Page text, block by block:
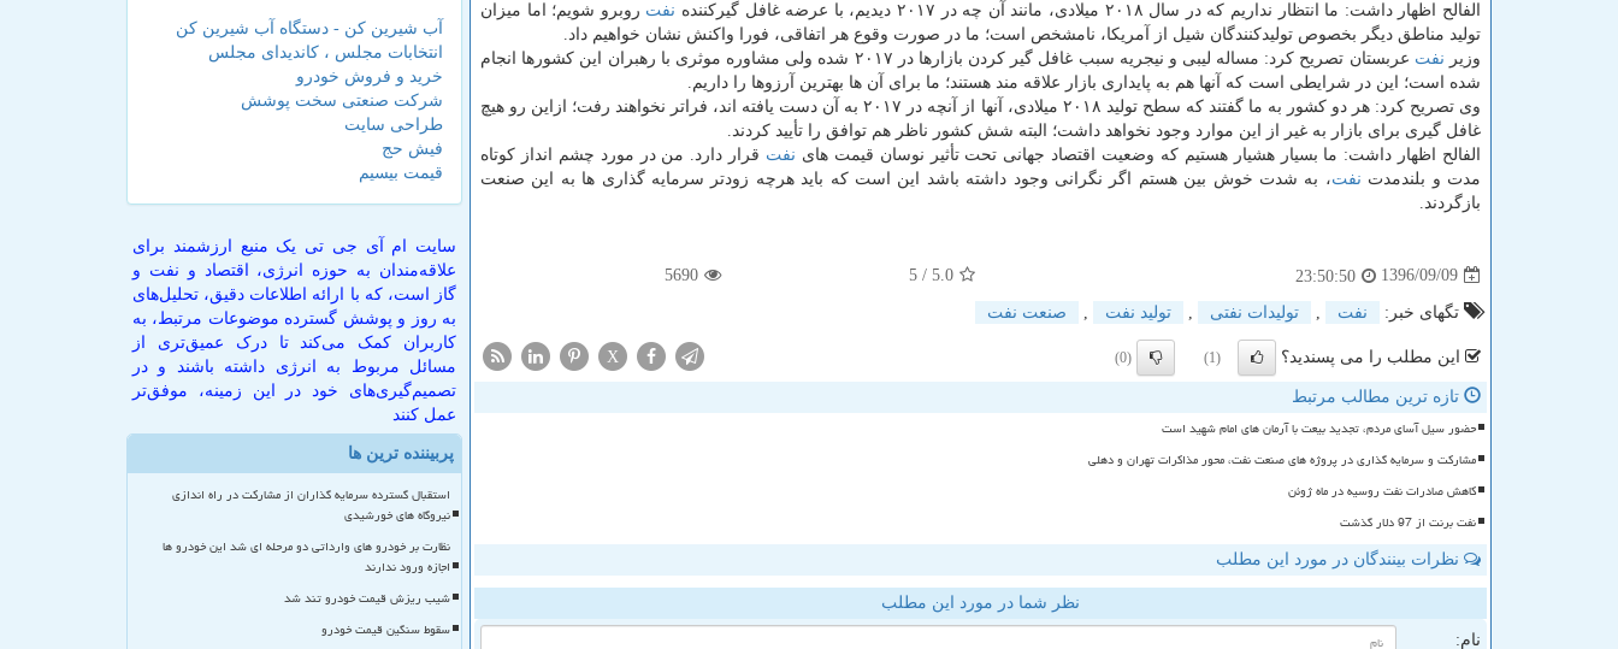
الفالح اظهار داشت: ما انتظار نداریم كه در سال ۲۰۱۸ میلادی، مانند آن چه در ۲۰۱۷ دیدیم، با عرضه غافل گیركننده
نفت روبرو شویم؛ اما میزان
تولید مناطق دیگر بخصوص تولیدكنندگان شیل از آمریكا، نامشخص است؛ ما در صورت وقوع هر اتفاقی، فورا واكنش نشان خواهیم داد.
وزیر نفت
عربستان تصریح كرد: مساله لیبی و نیجریه سبب غافل گیر كردن بازارها در ۲۰۱۷ شده ولی مشاوره موثری با رهبران این كشورها انجام
شده است؛ این در شرایطی است كه آنها هم به پایداری بازار علاقه مند هستند؛ ما برای آن ها بهترین آرزوها را داریم.
وی تصریح كرد: هر دو كشور به ما گفتند كه سطح تولید ۲۰۱۸ میلادی، آنها از آنچه در ۲۰۱۷ به آن دست یافته اند، فراتر نخواهند رفت؛ ازاین رو هیچ
غافل گیری برای بازار به غیر از این موارد وجود نخواهد داشت؛ البته شش كشور ناظر هم توافق را تأیید كردند.
الفالح اظهار داشت: ما بسیار هشیار هستیم كه وضعیت اقتصاد جهانی تحت تأثیر نوسان قیمت های نفت قرار دارد. من در مورد چشم انداز كوتاه
مدت و بلندمدت نفت، به شدت خوش بین هستم اگر نگرانی وجود داشته باشد این است كه باید هرچه زودتر سرمایه گذاری ها به این صنعت
بازگردند.
1396/09/09
23:50:50
5.0
/ 5
5690
تگهای خبر: نفت تولیدات نفتی تولید نفت صنعت نفت
این مطلب را می پسندید؟ (1)
(0)
X
تازه ترین مطالب مرتبط
حضور سیل آسای مردم، تجدید بیعت با آرمان های امام شهید است
مشارکت و سرمایه گذاری در پروژه های صنعت نفت، محور مذاکرات تهران و دهلی
کاهش صادرات نفت روسیه در ماه ژوئن
نفت برنت از 97 دلار گذشت
نظرات بینندگان در مورد این مطلب
نظر شما در مورد این مطلب
نام:
آب شیرین کن - دستگاه آب شیرین کن
انتخابات مجلس ، کاندیدای مجلس
خرید و فروش خودرو
شرکت صنعتی سخت پوشش
طراحی سایت
فیش حج
قیمت بیسیم
سایت ام آی جی تی یک منبع ارزشمند برای
علاقه‌مندان به حوزه انرژی، اقتصاد و نفت و
گاز است، که با ارائه اطلاعات دقیق، تحلیل‌های
به روز و پوشش گسترده موضوعات مرتبط، به
کاربران کمک می‌کند تا درک عمیق‌تری از
مسائل مربوط به انرژی داشته باشند و در
تصمیم‌گیری‌های خود در این زمینه، موفق‌تر
عمل کنند
پربیننده ترین ها
استقبال گسترده سرمایه گذاران از مشارکت در راه اندازی
نیروگاه های خورشیدی
نظارت بر خودرو های وارداتی دو مرحله ای شد این خودرو ها
اجازه ورود ندارند
شیب ریزش قیمت خودرو تند شد
سقوط سنگین قیمت خودرو